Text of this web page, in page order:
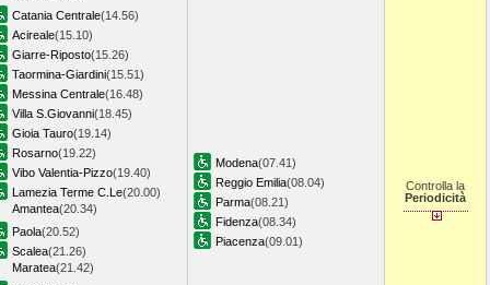
Catania Centrale(14.56)
Acireale(15.10)
Giarre-Riposto(15.26)
Taormina-Giardini(15.51)
Messina Centrale(16.48)
Villa S.Giovanni(18.45)
Gioia Tauro(19.14)
Rosarno(19.22)
Vibo Valentia-Pizzo(19.40)
Lamezia Terme C.Le(20.00)
Amantea(20.34)
Paola(20.52)
Scalea(21.26)
Maratea(21.42)
Modena(07.41)
Reggio Emilia(08.04)
Parma(08.21)
Fidenza(08.34)
Piacenza(09.01)
Controlla la
Periodicità